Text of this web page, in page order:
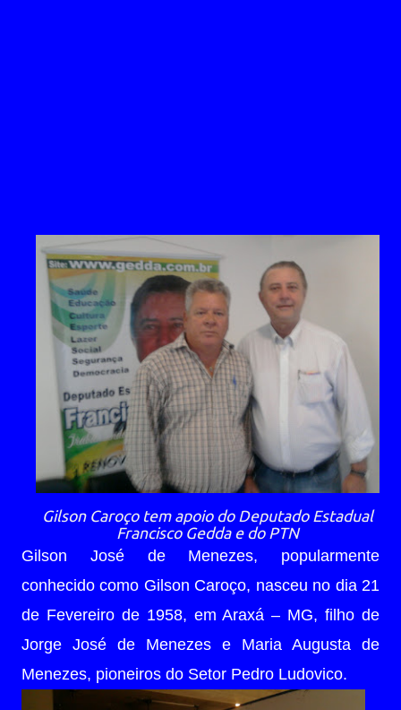
Gilson Caroço tem apoio do Deputado Estadual
Francisco Gedda e do PTN
Gilson José de Menezes, popularmente
conhecido como Gilson Caroço, nasceu no dia 21
de Fevereiro de 1958, em Araxá – MG, filho de
Jorge José de Menezes e Maria Augusta de
Menezes, pioneiros do Setor Pedro Ludovico.